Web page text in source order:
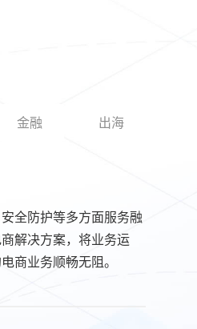
金融 出海
全防护等多方面服务融
解决方案，将业务运
商业务顺畅无阻。